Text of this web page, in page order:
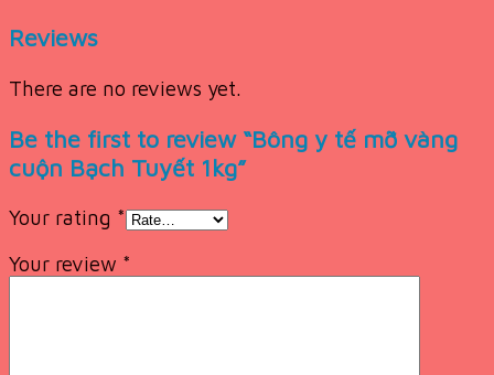
Reviews
There are no reviews yet.
Be the first to review “Bông y tế mỡ vàng
cuộn Bạch Tuyết 1kg”
Your rating *
Your review *